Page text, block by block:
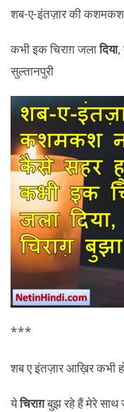
शब-ए-इंतज़ार की
कभी इक चिराग़ जलादिया,
सुल्तानपुरी
***
शब ए इंतज़ार आख़िर कभी
येचिराग़बुझ रहे हैं मेरे